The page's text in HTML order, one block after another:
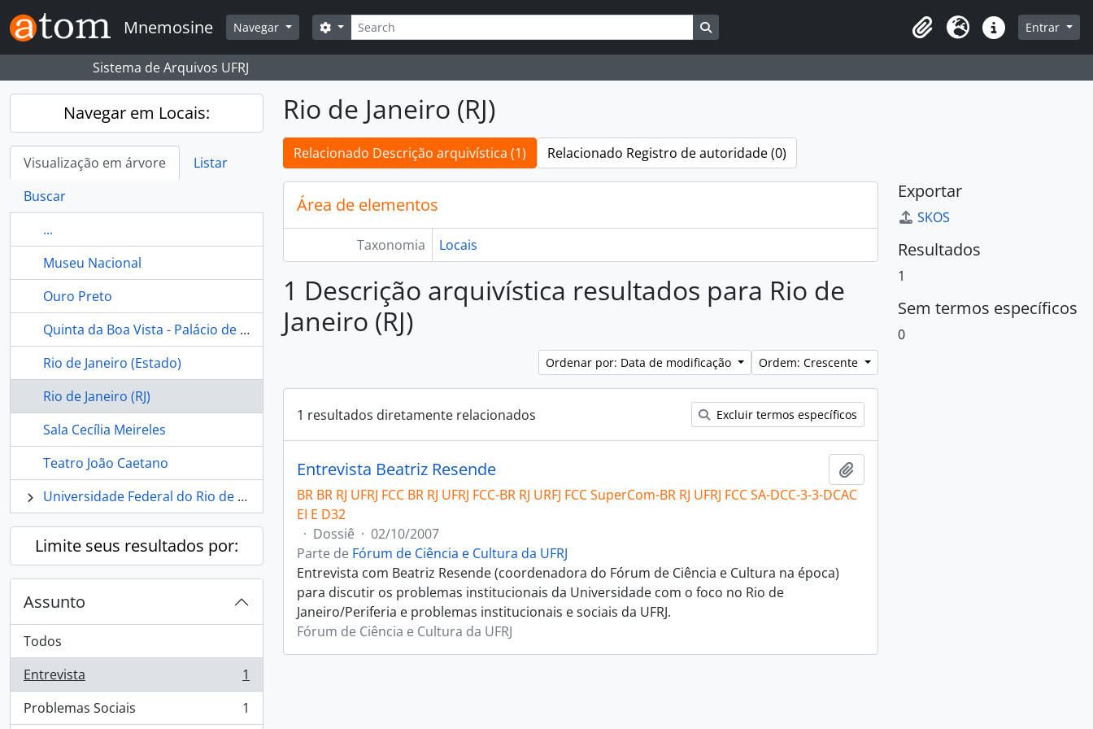
Skip to main content
Mnemosine Navegar Buscar
Opções de busca
Área de Transferência
Idioma Atalhos Entrar
Sistema de Arquivos UFRJ
Navegar em Locais:
Visualização em árvore
Listar
Buscar
...
Museu Nacional
Ouro Preto
Quinta da Boa Vista - Palácio de São Cristóvão - Museu Nacional - Rio de Janeiro (Brasil)
Rio de Janeiro (Estado)
Rio de Janeiro (RJ)
Sala Cecília Meireles
Teatro João Caetano
Universidade Federal do Rio de Janeiro
Limite seus resultados por:
Assunto
Todos
Entrevista
, 1 resultados
1
Problemas Sociais
, 1 resultados 1
Rio de Janeiro (RJ)
Relacionado Descrição arquivística (1) Relacionado Registro de autoridade (0)
Área de elementos
Taxonomia Locais
1 Descrição arquivística resultados para Rio de
Janeiro (RJ)
Ordenar por: Data de modificação Ordem: Crescente
1 resultados diretamente relacionados Excluir termos específicos
Entrevista Beatriz Resende
BR BR RJ UFRJ FCC BR RJ UFRJ FCC-BR RJ URFJ FCC SuperCom-BR RJ UFRJ FCC SA-DCC-3-3-DCAC
EI E D32
· Dossiê · 02/10/2007
Parte de Fórum de Ciência e Cultura da UFRJ
Entrevista com Beatriz Resende (coordenadora do Fórum de Ciência e Cultura na época)
para discutir os problemas institucionais da Universidade com o foco no Rio de
Janeiro/Periferia e problemas institucionais e sociais da UFRJ.
Fórum de Ciência e Cultura da UFRJ
Exportar
SKOS
Resultados
1
Sem termos específicos
0